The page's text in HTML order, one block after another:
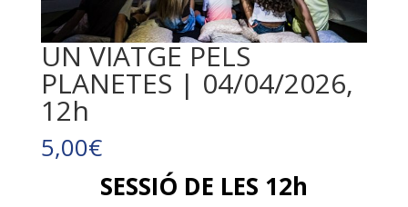
UN VIATGE PELS
PLANETES | 04/04/2026,
12h
5,00€
SESSIÓ DE LES 12h